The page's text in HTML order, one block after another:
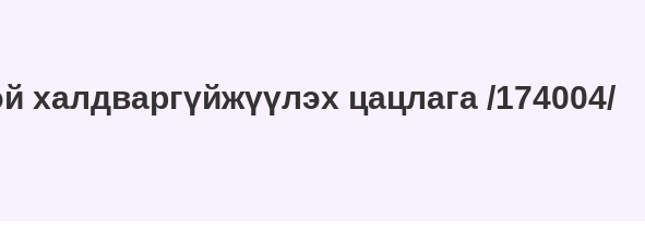
халдваргүйжүүлэх цацлага /174004/